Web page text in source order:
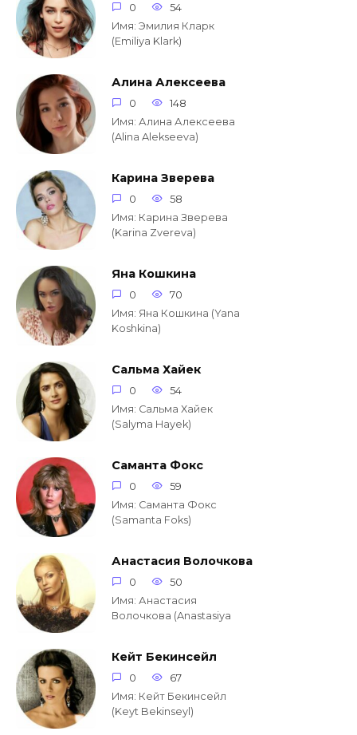
0
54
Имя: Эмилия Кларк
(Emiliya Klark)
Алина Алексеева
0
148
Имя: Алина Алексеева
(Alina Alekseeva)
Карина Зверева
0
58
Имя: Карина Зверева
(Karina Zvereva)
Яна Кошкина
0
70
Имя: Яна Кошкина (Yana
Koshkina)
Сальма Хайек
0
54
Имя: Сальма Хайек
(Salyma Hayek)
Саманта Фокс
0
59
Имя: Саманта Фокс
(Samanta Foks)
Анастасия Волочкова
0
50
Имя: Анастасия
Волочкова (Anastasiya
Кейт Бекинсейл
0
67
Имя: Кейт Бекинсейл
(Keyt Bekinseyl)